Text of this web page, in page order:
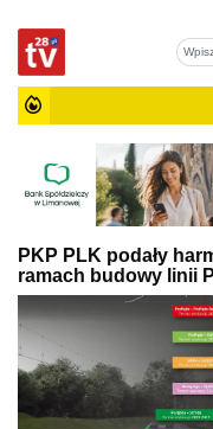
PKP PLK podały
ramach budowy linii